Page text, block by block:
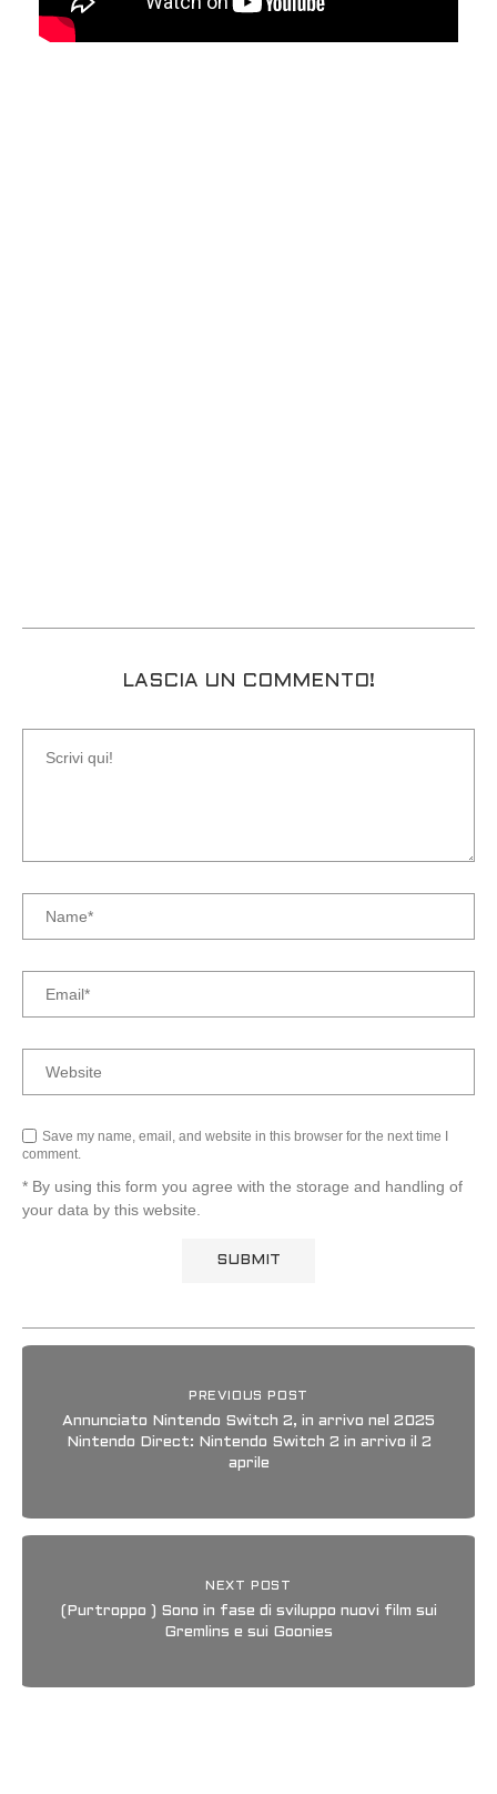
LASCIA UN COMMENTO!
Save my name, email, and website in this browser for the next time I
comment.
* By using this form you agree with the storage and handling of
your data by this website.
PREVIOUS POST
Annunciato Nintendo Switch 2, in arrivo nel 2025
Nintendo Direct: Nintendo Switch 2 in arrivo il 2
aprile
NEXT POST
(Purtroppo ) Sono in fase di sviluppo nuovi film sui
Gremlins e sui Goonies